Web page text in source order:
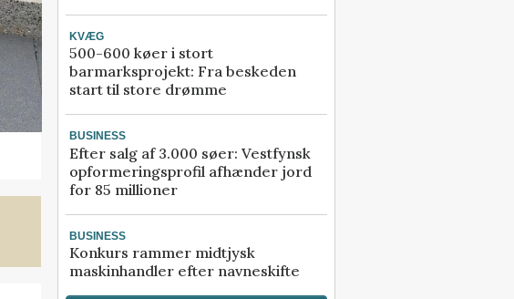
KVÆG
500-600 køer i stort
barmarksprojekt: Fra beskeden
start til store drømme
BUSINESS
Efter salg af 3.000 søer: Vestfynsk
opformeringsprofil afhænder jord
for 85 millioner
BUSINESS
Konkurs rammer midtjysk
maskinhandler efter navneskifte